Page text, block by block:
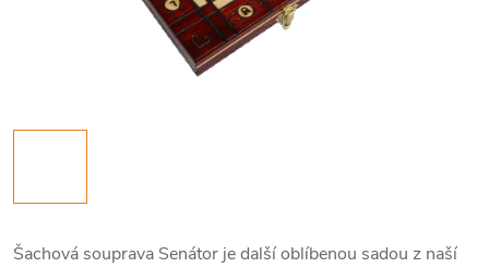
Šachová souprava Senátor je další oblíbenou sadou z naší